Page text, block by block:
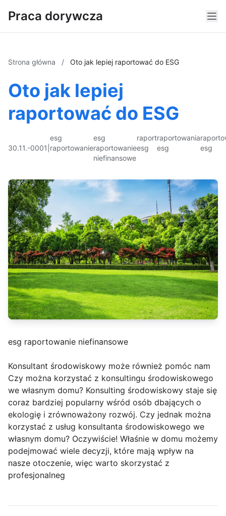
Praca dorywcza
Strona główna / Oto jak lepiej raportować do ESG
Oto jak lepiej
raportować do ESG
30.11.-0001
esg
raportowanie
esg
raportowanie
niefinansowe
raport
esg
raportowania
esg
esg
esg raportowanie niefinansowe
Konsultant środowiskowy może również pomóc nam
Czy można korzystać z konsultingu środowiskowego
we własnym domu? Konsulting środowiskowy staje się
coraz bardziej popularny wśród osób dbających o
ekologię i zrównoważony rozwój. Czy jednak można
korzystać z usług konsultanta środowiskowego we
własnym domu? Oczywiście! Właśnie w domu możemy
podejmować wiele decyzji, które mają wpływ na
nasze otoczenie, więc warto skorzystać z
profesjonalneg